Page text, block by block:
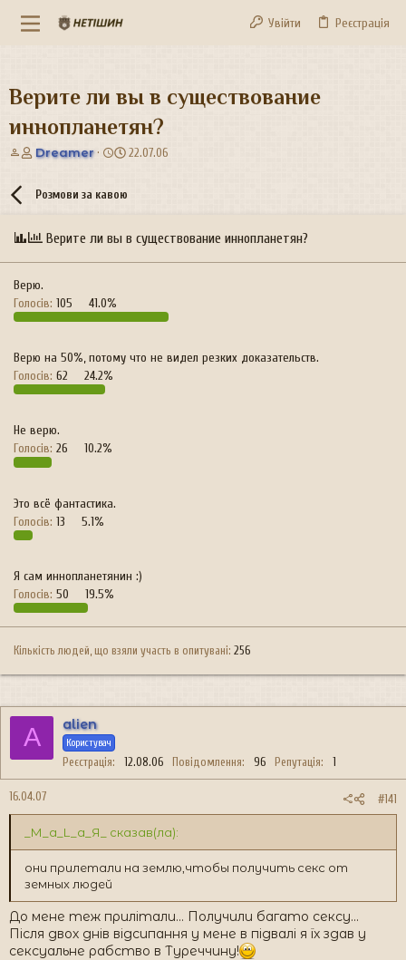
Увійти Реєстрація
Верите ли вы в существование
иннопланетян?
А
о
т
м
и
Dreamer
Д
т
о
н
22.07.06
Розмови за кавою
Верите ли вы в существование иннопланетян?
Верю.
Голосів: 105 41.0%
Верю на 50%, потому что не видел резких доказательств.
Голосів: 62 24.2%
Не верю.
Голосів: 26 10.2%
Это всё фантастика.
Голосів: 13 5.1%
Я сам иннопланетянин :)
Голосів: 50 19.5%
Кількість людей, що взяли участь в опитувані 256
A alien
Користувач
Реєстрація 12.08.06 Повідомлення 96 Репутація 1
16.04.07 #141
_М_а_L_а_Я_ сказав(ла):
они прилетали на землю,чтобы получить секс от
земных людей
До мене теж прилітали... Получили багато сексу...
Після двох днів відсипання у мене в підвалі я їх здав у
сексуальне рабство в Туреччину!